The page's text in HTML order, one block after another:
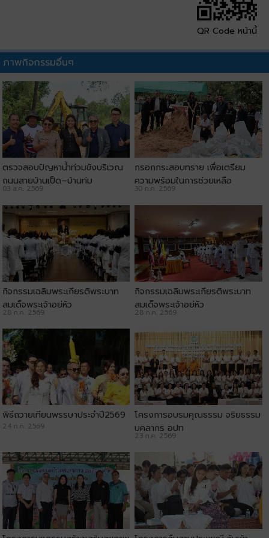
QR Code หน้านี้
ภาพกิจกรรมอื่นๆ
ตรวจสอบปัญหาน้ำท่วมขังบริเวณ
ถนนสายบ้านเป็ด–บ้านทุ่ม
03 ส.ค. 2569
กรอกกระสอบทราย เพื่อเตรียม
ความพร้อมในการช่วยเหลือ
ประชาชน
30 ก.ค. 2569
กิจกรรมเฉลิมพระเกียรติพระบาท
สมเด็จพระเจ้าอยู่หัว
28 ก.ค. 2569
กิจกรรมเฉลิมพระเกียรติพระบาท
สมเด็จพระเจ้าอยู่หัว
28 ก.ค. 2569
พิธีถวายเทียนพรรษาประจำปี2569
24 ก.ค. 2569
โครงการอบรมคุณธรรม จริยธรรม
บุคลากร อปท
23 ก.ค. 2569